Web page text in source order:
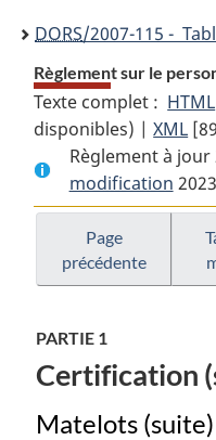
DORS/2007-115 -
Règlement sur le
Texte complet : HTML
disponibles) |XML
:
sur
Règlement à jour
modification
Page
précédente
PARTIE 1
Certification
Matelots (suite)